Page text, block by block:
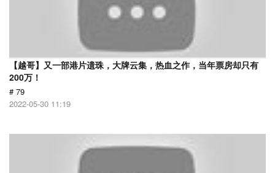
【越哥】又一部港片遗珠，大牌云集，热血之作，当年票房却只有
200万！
# 79
2022-05-30 11:19